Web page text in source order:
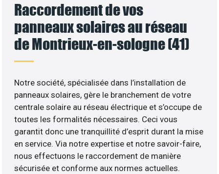
Raccordement de vos
panneaux solaires au réseau
de Montrieux-en-sologne (41)
Notre société, spécialisée dans l’installation de
panneaux solaires, gère le branchement de votre
centrale solaire au réseau électrique et s’occupe de
toutes les formalités nécessaires. Ceci vous
garantit donc une tranquillité d’esprit durant la mise
en service. Via notre expertise et notre savoir-faire,
nous effectuons le raccordement de manière
sécurisée et conforme aux normes actuelles.